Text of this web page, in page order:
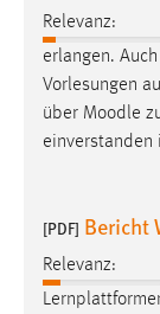
Relevanz:
erlangen.
Vorlesungen
über Moodle
einverstanden
[PDF] Bericht
Relevanz: